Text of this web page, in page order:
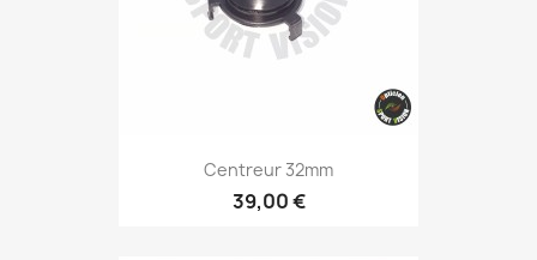
Centreur 32mm
39,00 €